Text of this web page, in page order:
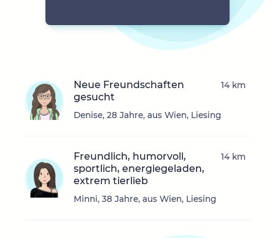
Neue Freundschaften
gesucht
Denise, 28 Jahre, aus Wien, Liesing
14 km
Freundlich, humorvoll,
sportlich, energiegeladen,
extrem tierlieb
Minni, 38 Jahre, aus Wien, Liesing
14 km